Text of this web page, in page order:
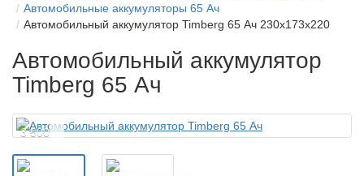
Автомобильные аккумуляторы 65 Ач
Автомобильный аккумулятор Timberg 65 Ач 230x173x220
Автомобильный аккумулятор
Timberg 65 Ач
3 500